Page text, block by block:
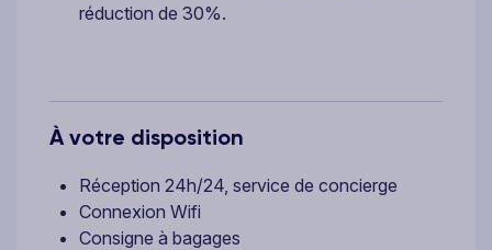
réduction de 30%.
À votre disposition
Réception 24h/24, service de concierge
Connexion Wifi
Consigne à bagages